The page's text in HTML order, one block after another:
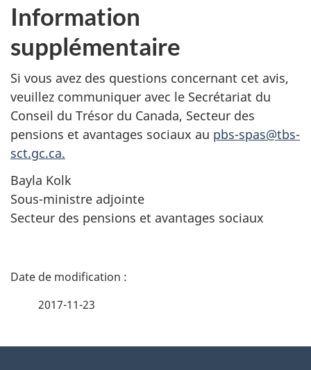
Information
supplémentaire
Si vous avez des questions concernant cet avis,
veuillez communiquer avec le Secrétariat du
Conseil du Trésor du Canada, Secteur des
pensions et avantages sociaux au pbs-spas@tbs-
sct.gc.ca.
Bayla Kolk
Sous-ministre adjointe
Secteur des pensions et avantages sociaux
D
2017-11-23